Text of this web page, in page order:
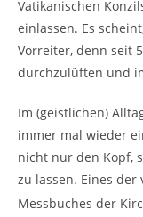
Vatikanischen
einlassen. Es
Vorreiter, denn seit
durchzulüften und
Im (geistlichen)
immer mal wieder
nicht nur den Kopf,
zu lassen. Eines der
Messbuches der